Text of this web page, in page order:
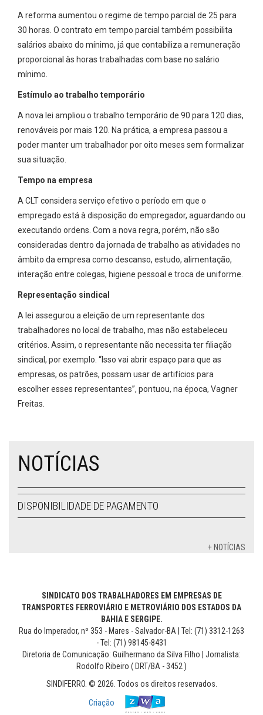
A reforma aumentou o regime de tempo parcial de 25 para
30 horas. O contrato em tempo parcial também possibilita
salários abaixo do mínimo, já que contabiliza a remuneração
proporcional às horas trabalhadas com base no salário
mínimo.
Estímulo ao trabalho temporário
A nova lei ampliou o trabalho temporário de 90 para 120 dias,
renováveis por mais 120. Na prática, a empresa passou a
poder manter um trabalhador por oito meses sem formalizar
sua situação.
Tempo na empresa
A CLT considera serviço efetivo o período em que o
empregado está à disposição do empregador, aguardando ou
executando ordens. Com a nova regra, porém, não são
consideradas dentro da jornada de trabalho as atividades no
âmbito da empresa como descanso, estudo, alimentação,
interação entre colegas, higiene pessoal e troca de uniforme.
Representação sindical
A lei assegurou a eleição de um representante dos
trabalhadores no local de trabalho, mas não estabeleceu
critérios. Assim, o representante não necessita ter filiação
sindical, por exemplo. “Isso vai abrir espaço para que as
empresas, os patrões, possam usar de artifícios para
escolher esses representantes”, pontuou, na época, Vagner
Freitas.
NOTÍCIAS
DISPONIBILIDADE DE PAGAMENTO
+ NOTÍCIAS
SINDICATO DOS TRABALHADORES EM EMPRESAS DE
TRANSPORTES FERROVIÁRIO E METROVIÁRIO DOS ESTADOS DA
BAHIA E SERGIPE.
Rua do Imperador, nº 353 - Mares - Salvador-BA | Tel: (71) 3312-1263
- Tel: (71) 98145-8431
Diretoria de Comunicação: Guilhermano da Silva Filho | Jornalista:
Rodolfo Ribeiro ( DRT/BA - 3452 )
SINDIFERRO. © 2026. Todos os direitos reservados.
Criação